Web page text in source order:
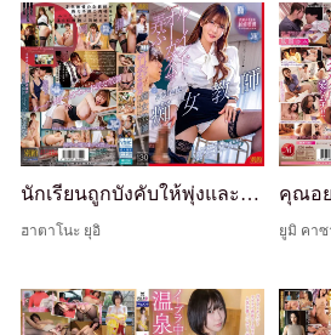
นักเรียนถูกบังคับให้พุ่งและรั่วน้ำเงี่ยนซ้ำๆ ผ่านการขอบเข้มข้นและการขอบซ้ำๆ ของครูสาวที่สวยในบทเรียนเสริม ครูสาวหื่นที่เล่นกับพวกเขาด้วยการถึงจุดสุดยอดที่พัง
ฮาตาโนะ ยุอิ ยูมิ คาซ